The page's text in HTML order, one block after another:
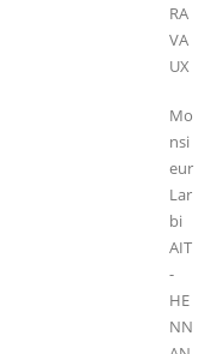
RA
VA
UX
Mo
nsi
eur
Lar
bi
AIT
-
HE
NN